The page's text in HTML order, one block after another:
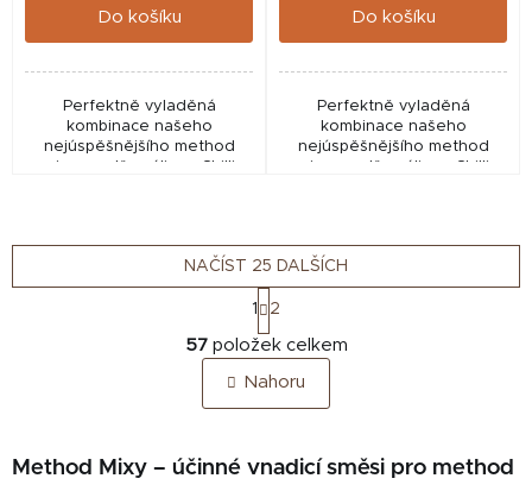
Do košíku
Perfektně vyladěná
kombinace našeho
nejúspěšnějšího method
výběrových surovin, s...
Do košíku
Perfektně vyladěná
kombinace našeho
nejúspěšnějšího method
výběrových surovin, s...
O
v
l
á
a
NAČÍST 25 DALŠÍCH
S
t
r
á
n
k
á
1 2
57položek celkem
Nahoru
Method Mixy – účinné vnadicí směsi pro method